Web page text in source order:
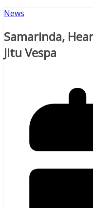
News
Samarinda,
Jitu Vespa